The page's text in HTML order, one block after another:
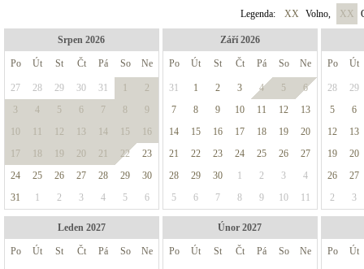
Legenda: XX Volno, XX
Srpen 2026
Po Út St Čt Pá So Ne
27 28 29 30 31 1
2
3
4 5 6 7 8
9
10
11 12 13 14 15
16
17
18 19 20 21 22
23
24
25 26 27 28 29
30
31
1 2 3 4 5 6
Září 2026
Po Út St Čt Pá So Ne
31 1 2 3 4 5
6
7
8 9 10 11 12
13
14
15 16 17 18 19
20
21
22 23 24 25 26
27
28
29 30 1 2 3
4
5
6 7 8 9 10 11
Po Út
28
29
5
6
12
13
19
20
26
27
2
3
Leden 2027
Po Út St Čt Pá So Ne
Únor 2027
Po Út St Čt Pá So Ne Po Út